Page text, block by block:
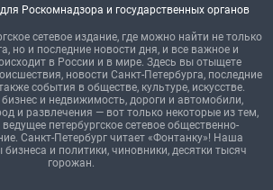
Роскомнадзора и государственных органов
сетевое издание, где можно найти не только
но и последние новости дня, и все важное и
в России и в мире. Здесь вы отыщете
новости Санкт-Петербурга, последние
события в обществе, культуре, искусстве.
и недвижимость, дороги и автомобили,
и развлечения — вот только некоторые из тем,
петербургское сетевое общественно-
Санкт-Петербург читает «Фонтанку»! Наша
и политики, чиновники, десятки тысяч
горожан.